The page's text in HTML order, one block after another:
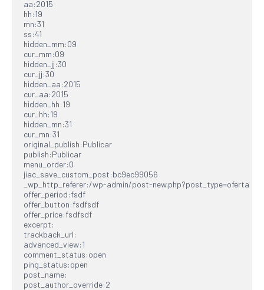
aa:2015
hh:19
mn:31
ss:41
hidden_mm:09
cur_mm:09
hidden_jj:30
cur_jj:30
hidden_aa:2015
cur_aa:2015
hidden_hh:19
cur_hh:19
hidden_mn:31
cur_mn:31
original_publish:Publicar
publish:Publicar
menu_order:0
jiac_save_custom_post:bc9ec99056
_wp_http_referer:/wp-admin/post-new.php?post_type=oferta
offer_period:fsdf
offer_button:fsdfsdf
offer_price:fsdfsdf
excerpt:
trackback_url:
advanced_view:1
comment_status:open
ping_status:open
post_name:
post_author_override:2